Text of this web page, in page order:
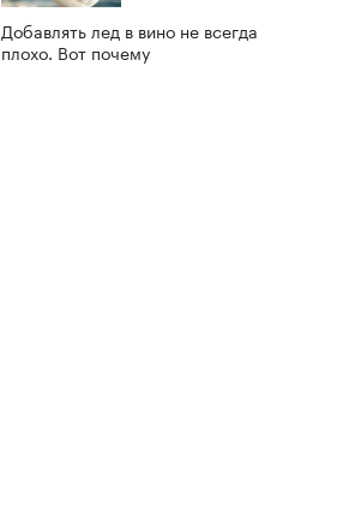
Добавлять лед в вино не всегда
плохо. Вот почему